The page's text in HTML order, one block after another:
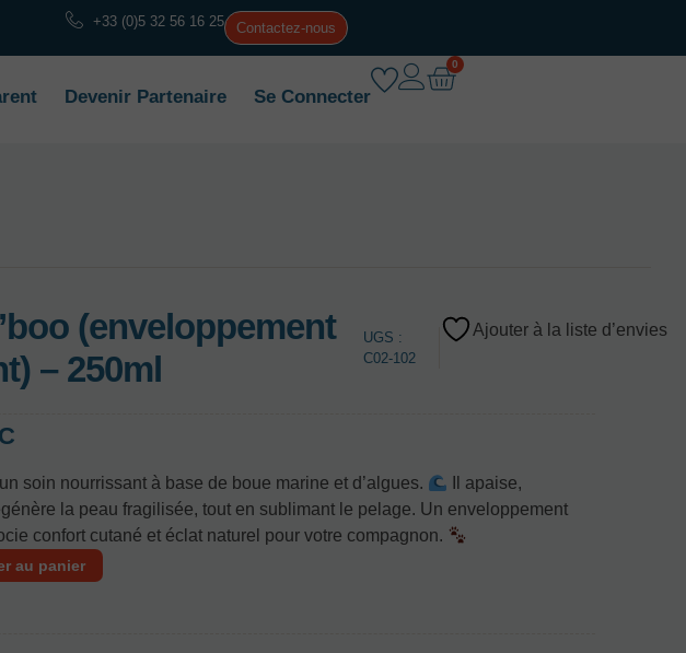
+33 (0)5 32 56 16 25 Contactez-nous
Devenir Partenaire Se Connecter
0
(enveloppement
– 250ml
UGS :
C02-102
Ajouter à la liste d’envies
soin nourrissant à base de boue marine et d’algues.
Il apaise,
la peau fragilisée, tout en sublimant le pelage. Un enveloppement
confort cutané et éclat naturel pour votre compagnon.
au panier